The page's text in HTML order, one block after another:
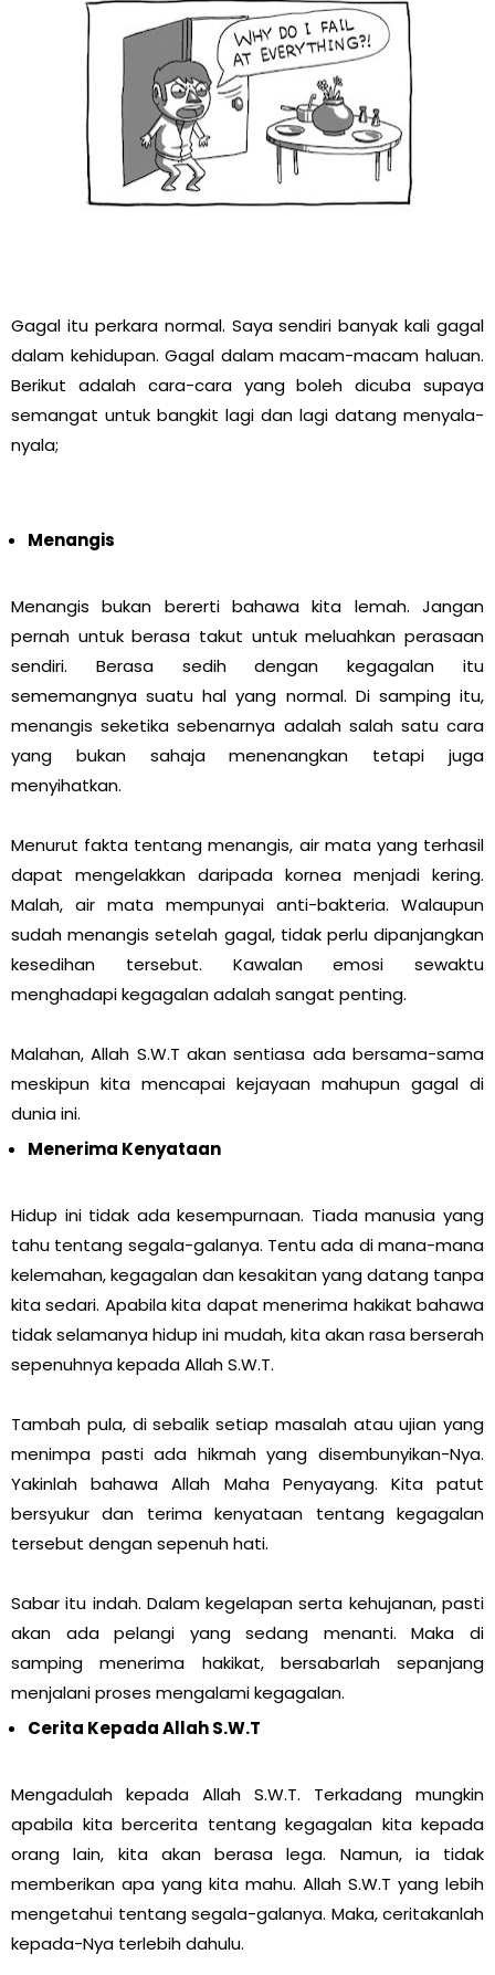
Gagal itu perkara normal. Saya sendiri banyak kali gagal
dalam kehidupan. Gagal dalam macam-macam haluan.
Berikut adalah cara-cara yang boleh dicuba supaya
semangat untuk bangkit lagi dan lagi datang menyala-
nyala;
Menangis
Menangis bukan bererti bahawa kita lemah. Jangan
pernah untuk berasa takut untuk meluahkan perasaan
sendiri. Berasa sedih dengan kegagalan itu
sememangnya suatu hal yang normal. Di samping itu,
menangis seketika sebenarnya adalah salah satu cara
yang bukan sahaja menenangkan tetapi juga
menyihatkan.
Menurut fakta tentang menangis, air mata yang terhasil
dapat mengelakkan daripada kornea menjadi kering.
Malah, air mata mempunyai anti-bakteria. Walaupun
sudah menangis setelah gagal, tidak perlu dipanjangkan
kesedihan tersebut. Kawalan emosi sewaktu
menghadapi kegagalan adalah sangat penting.
Malahan, Allah S.W.T akan sentiasa ada bersama-sama
meskipun kita mencapai kejayaan mahupun gagal di
dunia ini.
Menerima Kenyataan
Hidup ini tidak ada kesempurnaan. Tiada manusia yang
tahu tentang segala-galanya. Tentu ada di mana-mana
kelemahan, kegagalan dan kesakitan yang datang tanpa
kita sedari. Apabila kita dapat menerima hakikat bahawa
tidak selamanya hidup ini mudah, kita akan rasa berserah
sepenuhnya kepada Allah S.W.T.
Tambah pula, di sebalik setiap masalah atau ujian yang
menimpa pasti ada hikmah yang disembunyikan-Nya.
Yakinlah bahawa Allah Maha Penyayang. Kita patut
bersyukur dan terima kenyataan tentang kegagalan
tersebut dengan sepenuh hati.
Sabar itu indah. Dalam kegelapan serta kehujanan, pasti
akan ada pelangi yang sedang menanti. Maka di
samping menerima hakikat, bersabarlah sepanjang
menjalani proses mengalami kegagalan.
Cerita Kepada Allah S.W.T
Mengadulah kepada Allah S.W.T. Terkadang mungkin
apabila kita bercerita tentang kegagalan kita kepada
orang lain, kita akan berasa lega. Namun, ia tidak
memberikan apa yang kita mahu. Allah S.W.T yang lebih
mengetahui tentang segala-galanya. Maka, ceritakanlah
kepada-Nya terlebih dahulu.